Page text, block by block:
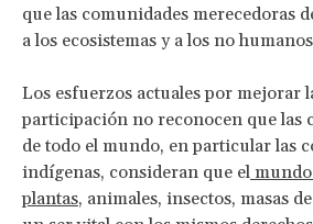
quelas comunidades merecedoras
a los ecosistemas y a los no
Los esfuerzos actuales por mejorar
participación no reconocen que las
de todo el mundo, en particular las
indígenas, consideran que el
plantas, animales, insectos, masas